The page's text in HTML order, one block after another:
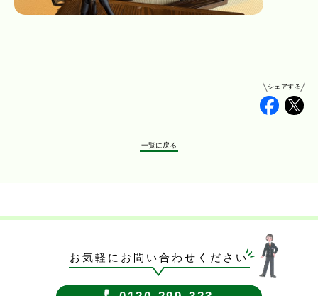
シェアする
一覧に戻る
お気軽にお問い合わせください